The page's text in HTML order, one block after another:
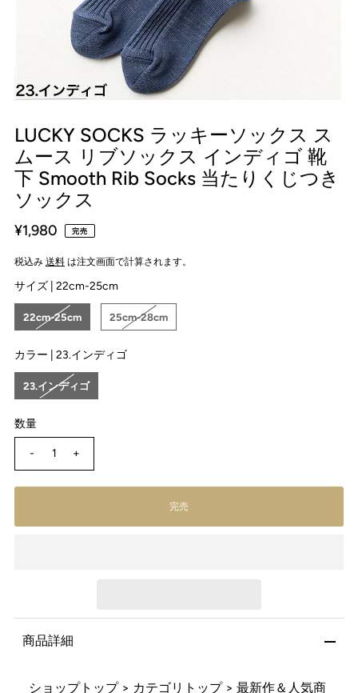
LUCKY SOCKS ラッキーソックス ス
ムース リブソックス インディゴ 靴
下 Smooth Rib Socks 当たりくじつき
ソックス
¥1,980 完売
税込み 送料は注文画面で計算されます。
サイズ | 22cm-25cm
22cm-25cm 25cm-28cm
カラー | 23.インディゴ
23.インディゴ
数量
- +
商品詳細
ショップトップ> カテゴリトップ> 最新作＆人気商